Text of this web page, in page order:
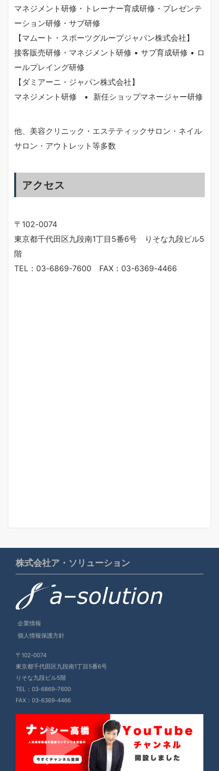
マネジメント研修・トレーナー育成研修・プレゼンテ
ーション研修・サブ研修
【マムート・スポーツグループジャパン株式会社】
接客販売研修・マネジメント研修 • サブ育成研修 • ロ
ールプレイング研修
【ダミアーニ・ジャパン株式会社】
マネジメント研修 • 新任ショップマネージャー研修
他、美容クリニック・エステティックサロン・ネイル
サロン・アウトレット等多数
アクセス
〒102-0074
東京都千代田区九段南1丁目5番6号 りそな九段ビル5
階
TEL：03-6869-7600 FAX： 03-6369-4466
株式会社ア・ソリューション
企業情報
個人情報保護方針
〒102-0074
東京都千代田区九段南1丁目5番6号
りそな九段ビル5階
TEL： 03-6869-7600
FAX：03-6369-4466